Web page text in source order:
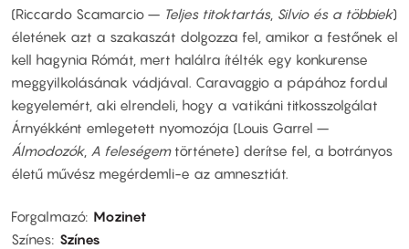
(Riccardo Scamarcio – Teljes titoktartás, Silvio és a többiek)
életének azt a szakaszát dolgozza fel, amikor a festőnek el
kell hagynia Rómát, mert halálra ítélték egy konkurense
meggyilkolásának vádjával. Caravaggio a pápához fordul
kegyelemért, aki elrendeli, hogy a vatikáni titkosszolgálat
Árnyékként emlegetett nyomozója (Louis Garrel –
Álmodozók, A feleségemtörténete) derítse fel, a botrányos
életű művész megérdemli-e az amnesztiát.
Forgalmazó Mozinet
Színes Színes